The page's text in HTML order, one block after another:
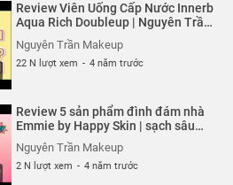
Review Viên Uống Cấp Nước Innerb
Aqua Rich Doubleup | Nguyên Trần
Makeup
Nguyên Trần Makeup
22 N lượt xem - 4 năm trước
Review 5 sản phẩm đình đám nhà
Emmie by Happy Skin | sạch sâu
ngăn ngừa mụn tái phát
Nguyên Trần Makeup
2 N lượt xem - 4 năm trước